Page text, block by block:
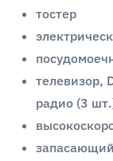
тостер
телевизор,
радио (3